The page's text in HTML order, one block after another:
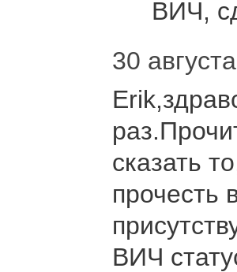
ВИЧ,
30
сказать
прочесть
ВИЧ